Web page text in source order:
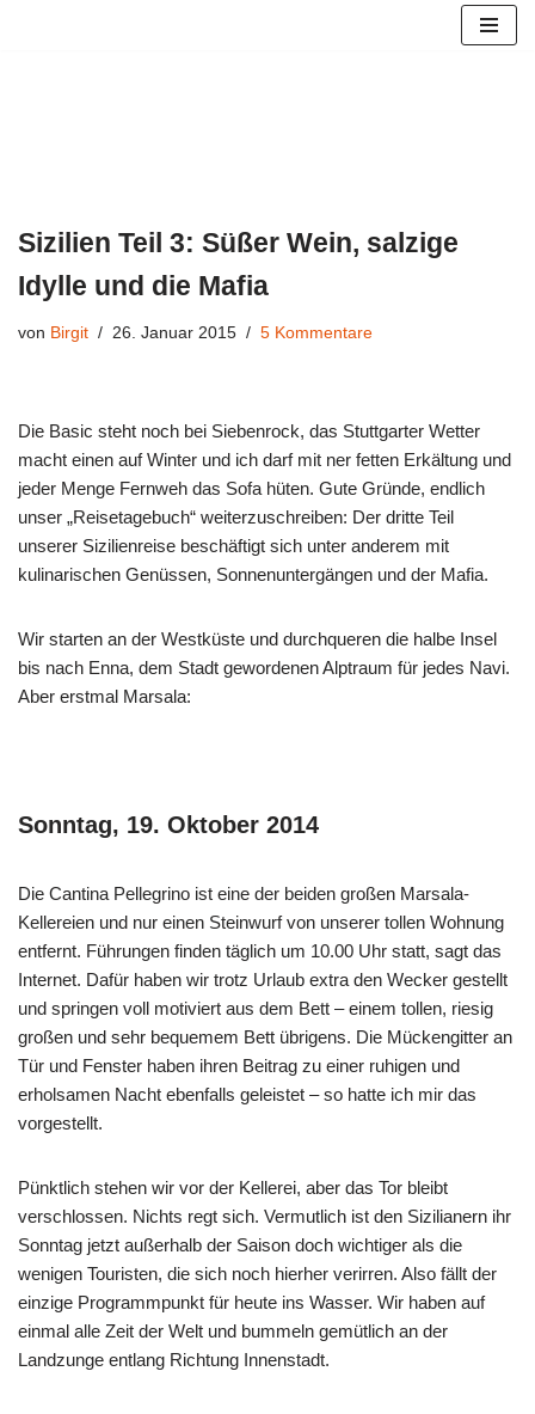
Sizilien Teil 3: Süßer Wein, salzige
Idylle und die Mafia
von Birgit 26. Januar 2015 5 Kommentare
Die Basic steht noch bei Siebenrock, das Stuttgarter Wetter
macht einen auf Winter und ich darf mit ner fetten Erkältung und
jeder Menge Fernweh das Sofa hüten. Gute Gründe, endlich
unser „Reisetagebuch“ weiterzuschreiben: Der dritte Teil
unserer Sizilienreise beschäftigt sich unter anderem mit
kulinarischen Genüssen, Sonnenuntergängen und der Mafia.
Wir starten an der Westküste und durchqueren die halbe Insel
bis nach Enna, dem Stadt gewordenen Alptraum für jedes Navi.
Aber erstmal Marsala:
Sonntag, 19. Oktober 2014
Die Cantina Pellegrino ist eine der beiden großen Marsala-
Kellereien und nur einen Steinwurf von unserer tollen Wohnung
entfernt. Führungen finden täglich um 10.00 Uhr statt, sagt das
Internet. Dafür haben wir trotz Urlaub extra den Wecker gestellt
und springen voll motiviert aus dem Bett – einem tollen, riesig
großen und sehr bequemem Bett übrigens. Die Mückengitter an
Tür und Fenster haben ihren Beitrag zu einer ruhigen und
erholsamen Nacht ebenfalls geleistet – so hatte ich mir das
vorgestellt.
Pünktlich stehen wir vor der Kellerei, aber das Tor bleibt
verschlossen. Nichts regt sich. Vermutlich ist den Sizilianern ihr
Sonntag jetzt außerhalb der Saison doch wichtiger als die
wenigen Touristen, die sich noch hierher verirren. Also fällt der
einzige Programmpunkt für heute ins Wasser. Wir haben auf
einmal alle Zeit der Welt und bummeln gemütlich an der
Landzunge entlang Richtung Innenstadt.